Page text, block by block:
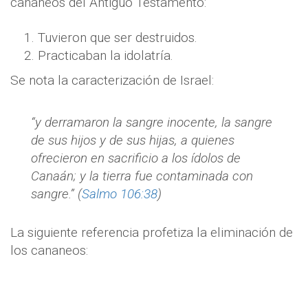
Tuvieron que ser destruidos.
Practicaban la idolatría.
Se nota la caracterización de Israel:
“y derramaron la sangre inocente, la sangre
de sus hijos y de sus hijas, a quienes
ofrecieron en sacrificio a los ídolos de
Canaán; y la tierra fue contaminada con
sangre.” (Salmo 106:38)
La siguiente referencia profetiza la eliminación de
los cananeos: